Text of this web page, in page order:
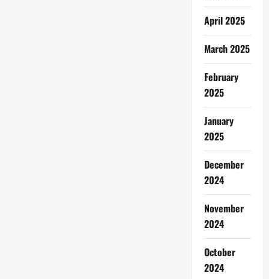
April 2025
March 2025
February
2025
January
2025
December
2024
November
2024
October
2024